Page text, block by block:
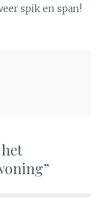
spik en span!